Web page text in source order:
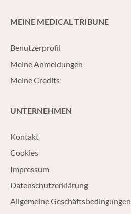
MEINE MEDICAL TRIBUNE
Benutzerprofil
Meine Anmeldungen
Meine Credits
UNTERNEHMEN
Kontakt
Cookies
Impressum
Datenschutzerklärung
Allgemeine Geschäftsbedingungen